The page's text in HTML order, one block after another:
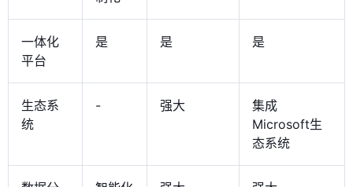
一体化
平台
是 是 是
生态系
统
- 强大
集成
Microsoft生
态系统